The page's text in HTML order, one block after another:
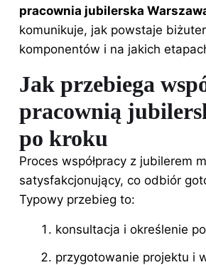
pracownia jubilerska
komunikuje, jak powstaje
komponentów i na jakich
Jak przebiega
pracownią
po kroku
Proces współpracy z jubilerem
satysfakcjonujący, co odbiór
Typowy przebieg to:
konsultacja i określenie
przygotowanie projektu i